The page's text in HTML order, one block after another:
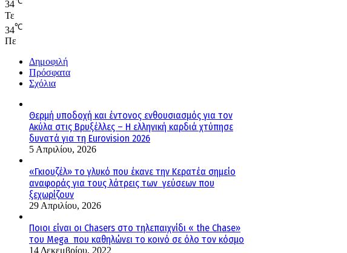
34
Τε
34℃
Πε
Δημοφιλή
Πρόσφατα
Σχόλια
Θερμή υποδοχή και έντονος ενθουσιασμός για τον
Ακύλα στις Βρυξέλλες – Η ελληνική καρδιά χτύπησε
δυνατά για τη Eurovision 2026
5 Απριλίου, 2026
«Γκιουζέλ» το γλυκό που έκανε την Κερατέα σημείο
αναφοράς για τους λάτρεις των γεύσεων που
ξεχωρίζουν
29 Απριλίου, 2026
Ποιοι είναι οι Chasers στο τηλεπαιχνίδι « the Chase»
του Mega που καθηλώνει το κοινό σε όλο τον κόσμο
14 Δεκεμβρίου, 2022